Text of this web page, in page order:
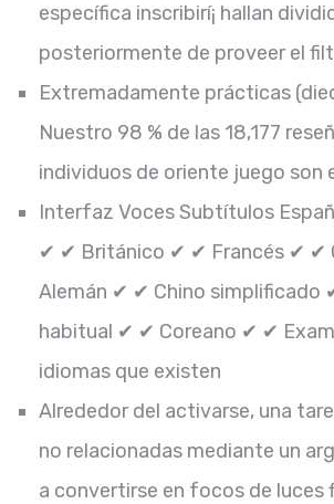
específica inscribirí¡ hallan
posteriormente de proveer el
Extremadamente prácticas
Nuestro 98 % de las 18,177
individuos de oriente juego son
Interfaz Voces Subtítulos
✔ ✔ Británico ✔ ✔ Francés ✔ ✔
Alemán ✔ ✔ Chino simplificado
habitual ✔ ✔ Coreano ✔ ✔
idiomas que existen
Alrededor del activarse, una
no relacionadas mediante un
a convertirse en focos de luces